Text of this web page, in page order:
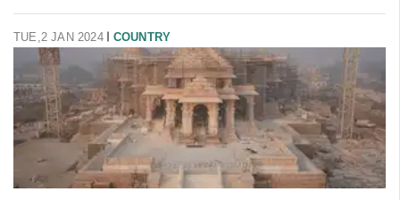
TUE,2 JAN 2024 COUNTRY